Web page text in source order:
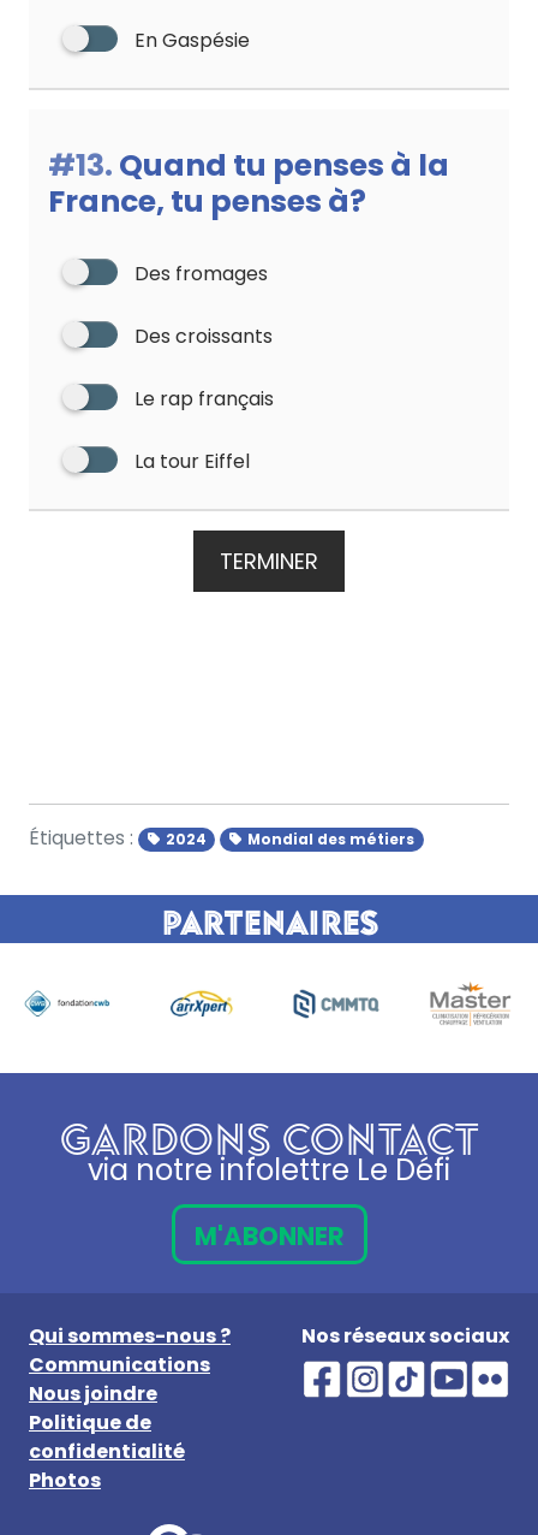
En Gaspésie
#13. Quand tu penses à la
France, tu penses à?
Des fromages
Des croissants
Le rap français
La tour Eiffel
TERMINER
Étiquettes : 2024 Mondial des métiers
Partenaires
GARDONS CONTACT
via notre infolettre Le Défi
M'ABONNER
Qui sommes-nous ?
Communications
Nous joindre
Politique de
confidentialité
Photos
Nos réseaux sociaux